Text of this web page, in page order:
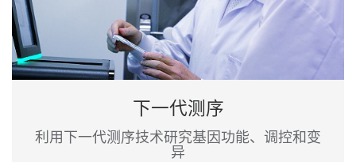
下一代测序
利用下一代测序技术研究基因功能、调控和变
异